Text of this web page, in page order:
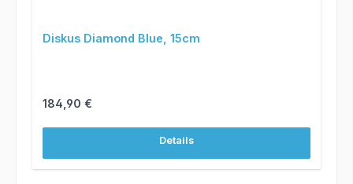
Diskus Diamond Blue, 15cm
Regulärer Preis:
184,90 €
Details